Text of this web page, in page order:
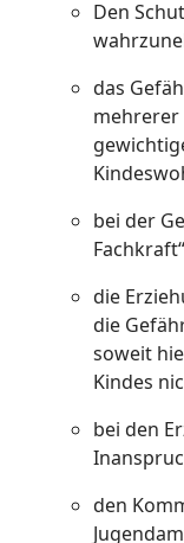
Den
das
mehrerer
bei der
die
die
soweit
Kindes
bei den
den